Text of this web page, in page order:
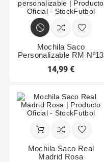
Mochila Saco
Personalizable RM Nº13
14,99 €
Mochila Saco Real
Madrid Rosa